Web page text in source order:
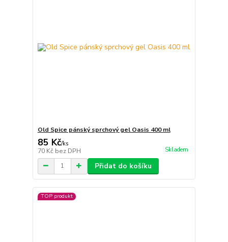
Old Spice pánský sprchový gel Oasis 400 ml
85 Kč/ks
70 Kč bez DPH Skladem
Přidat do košíku
TOP produkt